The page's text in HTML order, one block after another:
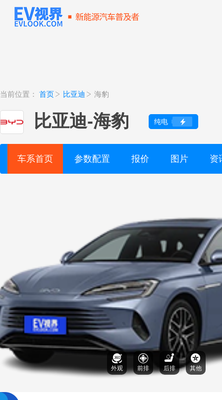
当前位置： 首页 比亚迪 海豹
比亚迪-海豹 纯电
车系首页 参数配置 报价 图片 资
外观 前排 后排 其他